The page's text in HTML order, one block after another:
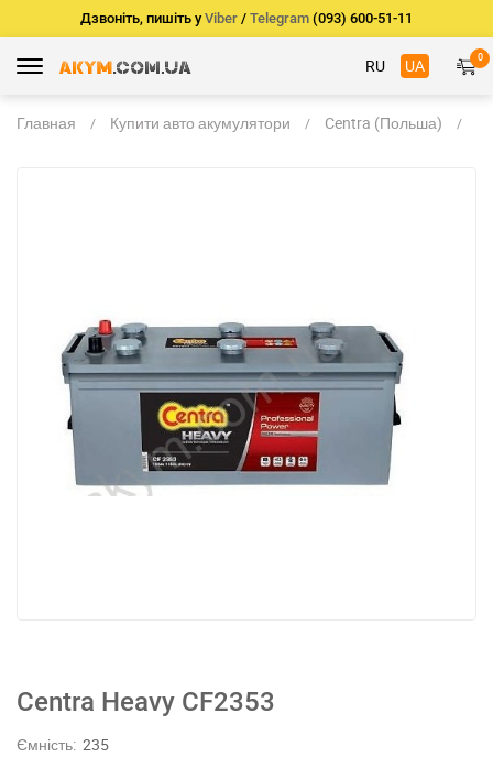
Дзвоніть, пишіть у Viber / Telegram (093) 600-51-11
RU UA 0
Главная Купити авто акумулятори Centra (Польша)
Centra Heavy CF2353
Ємність: 235